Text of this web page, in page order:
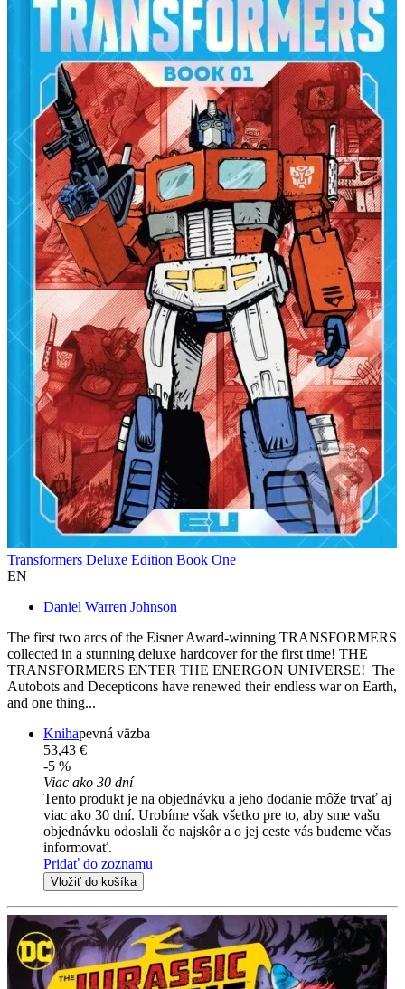
Transformers Deluxe Edition Book One
EN
Daniel Warren Johnson
The first two arcs of the Eisner Award-winning TRANSFORMERS
collected in a stunning deluxe hardcover for the first time! THE
TRANSFORMERS ENTER THE ENERGON UNIVERSE! The
Autobots and Decepticons have renewed their endless war on Earth,
and one thing...
Knihapevná väzba
53,43 €
-5 %
Viac ako 30 dní
Tento produkt je na objednávku a jeho dodanie môže trvať aj
viac ako 30 dní. Urobíme však všetko pre to, aby sme vašu
objednávku odoslali čo najskôr a o jej ceste vás budeme včas
informovať.
Pridať do zoznamu
Vložiť do košíka